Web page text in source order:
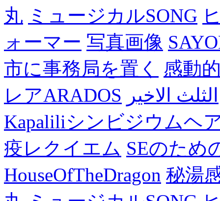
丸 ミュージカルSONG
ォーマー 写真画像
市に事務局を置く
感動
レアARADOS الثلث الاخير
Kapaliliシンビジウムヘ
疫レクイエム SEのため
HouseOfTheDragon 秘湯